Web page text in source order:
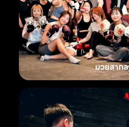
มวยสากล